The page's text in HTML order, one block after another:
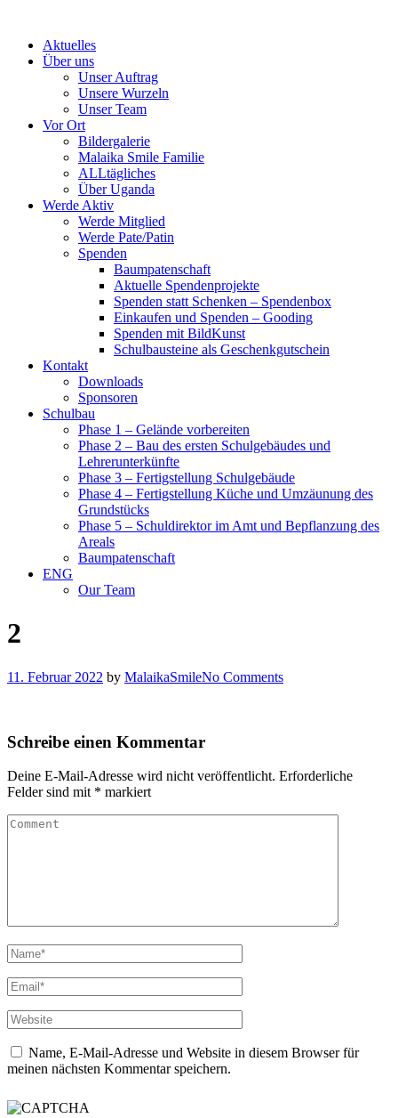
contentAktuelles
Über uns
Unser Auftrag
Unsere Wurzeln
Unser Team
Vor Ort
Bildergalerie
Malaika Smile Familie
ALLtägliches
Über Uganda
Werde Aktiv
Werde Mitglied
Werde Pate/Patin
Spenden
Baumpatenschaft
Aktuelle Spendenprojekte
Spenden statt Schenken – Spendenbox
Einkaufen und Spenden – Gooding
Spenden mit BildKunst
Schulbausteine als Geschenkgutschein
Kontakt
Downloads
Sponsoren
Schulbau
Phase 1 – Gelände vorbereiten
Phase 2 – Bau des ersten Schulgebäudes und
Lehrerunterkünfte
Phase 3 – Fertigstellung Schulgebäude
Phase 4 – Fertigstellung Küche und Umzäunung des
Grundstücks
Phase 5 – Schuldirektor im Amt und Bepflanzung des
Areals
Baumpatenschaft
ENG
Our Team
2
11. Februar 2022 by MalaikaSmileNo Comments
Schreibe einen Kommentar
Deine E-Mail-Adresse wird nicht veröffentlicht. Erforderliche
Felder sind mit * markiert
Name, E-Mail-Adresse und Website in diesem Browser für
meinen nächsten Kommentar speichern.